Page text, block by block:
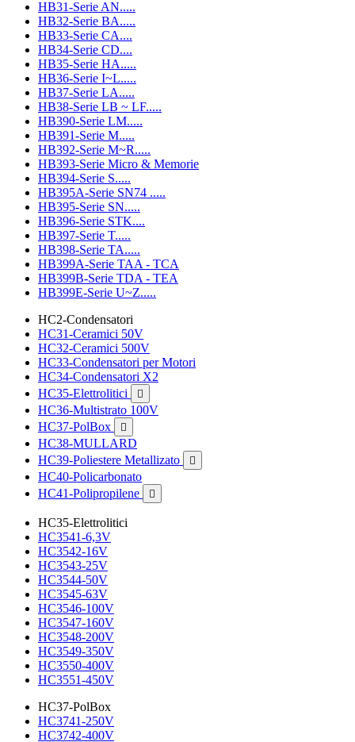
HB31-Serie AN.....
HB32-Serie BA.....
HB33-Serie CA....
HB34-Serie CD....
HB35-Serie HA.....
HB36-Serie I~L.....
HB37-Serie LA.....
HB38-Serie LB ~ LF.....
HB390-Serie LM.....
HB391-Serie M.....
HB392-Serie M~R.....
HB393-Serie Micro & Memorie
HB394-Serie S.....
HB395A-Serie SN74 .....
HB395-Serie SN.....
HB396-Serie STK....
HB397-Serie T.....
HB398-Serie TA.....
HB399A-Serie TAA - TCA
HB399B-Serie TDA - TEA
HB399E-Serie U~Z.....
HC2-Condensatori
HC31-Ceramici 50V
HC32-Ceramici 500V
HC33-Condensatori per Motori
HC34-Condensatori X2
HC35-Elettrolitici

HC36-Multistrato 100V
HC37-PolBox

HC38-MULLARD
HC39-Poliestere Metallizato

HC40-Policarbonato
HC41-Polipropilene

HC35-Elettrolitici
HC3541-6,3V
HC3542-16V
HC3543-25V
HC3544-50V
HC3545-63V
HC3546-100V
HC3547-160V
HC3548-200V
HC3549-350V
HC3550-400V
HC3551-450V
HC37-PolBox
HC3741-250V
HC3742-400V